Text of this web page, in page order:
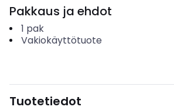
Pakkaus ja ehdot
1 pak
Vakiokäyttötuote
Tuotetiedot